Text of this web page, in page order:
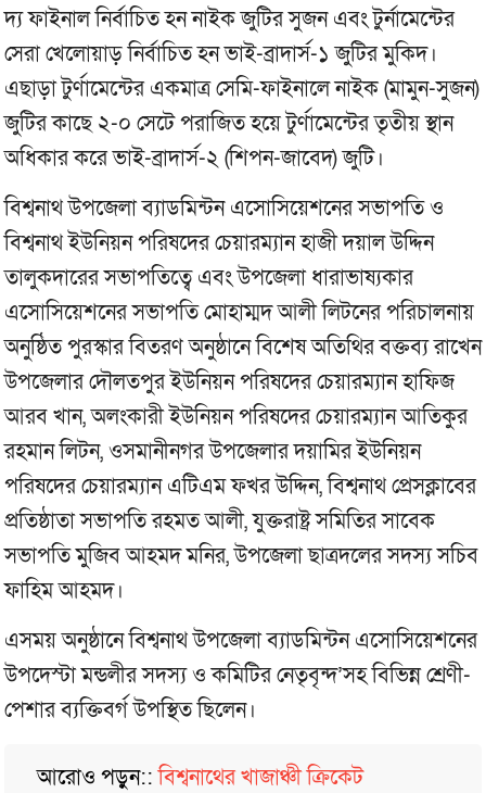
দ্য ফাইনাল নির্বাচিত হন নাইক জুটির সুজন এবং টুর্নামেন্টের
সেরা খেলোয়াড় নির্বাচিত হন ভাই-ব্রাদার্স-১ জুটির মুকিদ।
এছাড়া টুর্ণামেন্টের একমাত্র সেমি-ফাইনালে নাইক (মামুন-সুজন)
জুটির কাছে ২-০ সেটে পরাজিত হয়ে টুর্ণামেন্টের তৃতীয় স্থান
অধিকার করে ভাই-ব্রাদার্স-২ (শিপন-জাবেদ) জুটি।
বিশ্বনাথ উপজেলা ব্যাডমিন্টন এসোসিয়েশনের সভাপতি ও
বিশ্বনাথ ইউনিয়ন পরিষদের চেয়ারম্যান হাজী দয়াল উদ্দিন
তালুকদারের সভাপতিত্বে এবং উপজেলা ধারাভাষ্যকার
এসোসিয়েশনের সভাপতি মোহাম্মদ আলী লিটনের পরিচালনায়
অনুষ্ঠিত পুরস্কার বিতরণ অনুষ্ঠানে বিশেষ অতিথির বক্তব্য রাখেন
উপজেলার দৌলতপুর ইউনিয়ন পরিষদের চেয়ারম্যান হাফিজ
আরব খান, অলংকারী ইউনিয়ন পরিষদের চেয়ারম্যান আতিকুর
রহমান লিটন, ওসমানীনগর উপজেলার দয়ামির ইউনিয়ন
পরিষদের চেয়ারম্যান এটিএম ফখর উদ্দিন, বিশ্বনাথ প্রেসক্লাবের
প্রতিষ্ঠাতা সভাপতি রহমত আলী, যুক্তরাষ্ট্র সমিতির সাবেক
সভাপতি মুজিব আহমদ মনির, উপজেলা ছাত্রদলের সদস্য সচিব
ফাহিম আহমদ।
এসময় অনুষ্ঠানে বিশ্বনাথ উপজেলা ব্যাডমিন্টন এসোসিয়েশনের
উপদেস্টা মন্ডলীর সদস্য ও কমিটির নেতৃবৃন্দ’সহ বিভিন্ন শ্রেণী-
পেশার ব্যক্তিবর্গ উপস্থিত ছিলেন।
আরোও পড়ুন::বিশ্বনাথের খাজাঞ্চী ক্রিকেট